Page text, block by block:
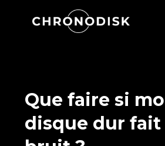
Que faire si
disque dur fait